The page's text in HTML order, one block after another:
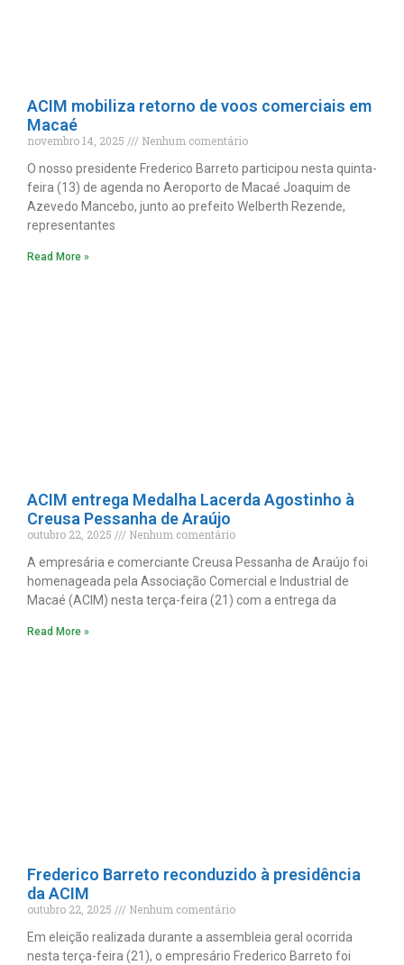
ACIM mobiliza retorno de voos comerciais em
Macaé
novembro 14, 2025
Nenhum comentário
O nosso presidente Frederico Barreto participou nesta quinta-
feira (13) de agenda no Aeroporto de Macaé Joaquim de
Azevedo Mancebo, junto ao prefeito Welberth Rezende,
representantes
Read More »
ACIM entrega Medalha Lacerda Agostinho à
Creusa Pessanha de Araújo
outubro 22, 2025
Nenhum comentário
A empresária e comerciante Creusa Pessanha de Araújo foi
homenageada pela Associação Comercial e Industrial de
Macaé (ACIM) nesta terça-feira (21) com a entrega da
Read More »
Frederico Barreto reconduzido à presidência
da ACIM
outubro 22, 2025
Nenhum comentário
Em eleição realizada durante a assembleia geral ocorrida
nesta terça-feira (21), o empresário Frederico Barreto foi